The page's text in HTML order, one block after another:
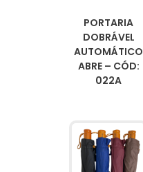
PORTARIA
DOBRÁVEL
AUTOMÁTICO
ABRE – CÓD:
022A